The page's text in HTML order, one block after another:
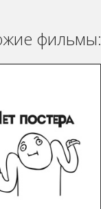
фильмы: